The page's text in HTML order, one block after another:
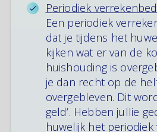
Periodiek
Een periodiek
dat je tijdens het
kijken wat er van de
huishouding is
je dan recht op de
overgebleven. Dit
geld’. Hebben jullie
huwelijk het